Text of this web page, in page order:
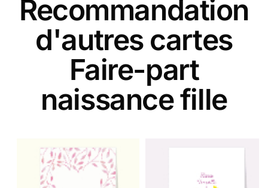
Recommandation
d'autres cartes
Faire-part
naissance fille